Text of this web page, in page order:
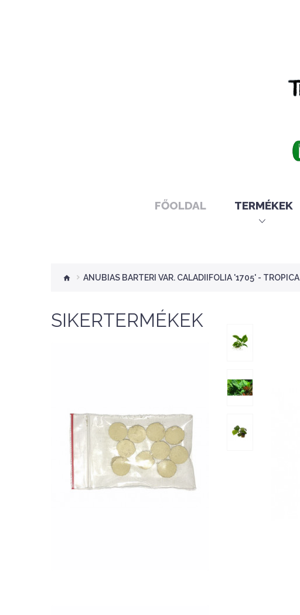
FŐOLDAL TERMÉKEK
ANUBIAS BARTERI VAR. CALADIIFOLIA '1705' - TROPICA
SIKERTERMÉKEK
Nettó ár: 276 Ft
Aquaplant tápanyag
tabletta 10db